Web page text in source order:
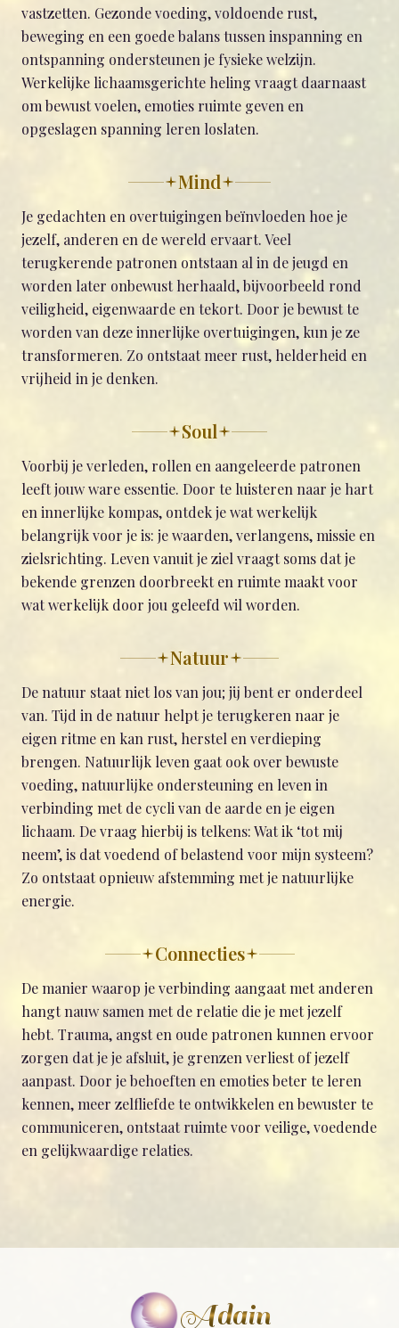
vastzetten. Gezonde voeding, voldoende rust,
beweging en een goede balans tussen inspanning en
ontspanning ondersteunen je fysieke welzijn.
Werkelijke lichaamsgerichte heling vraagt daarnaast
om bewust voelen, emoties ruimte geven en
opgeslagen spanning leren loslaten.
Mind
Je gedachten en overtuigingen beïnvloeden hoe je
jezelf, anderen en de wereld ervaart. Veel
terugkerende patronen ontstaan al in de jeugd en
worden later onbewust herhaald, bijvoorbeeld rond
veiligheid, eigenwaarde en tekort. Door je bewust te
worden van deze innerlijke overtuigingen, kun je ze
transformeren. Zo ontstaat meer rust, helderheid en
vrijheid in je denken.
Soul
Voorbij je verleden, rollen en aangeleerde patronen
leeft jouw ware essentie. Door te luisteren naar je hart
en innerlijke kompas, ontdek je wat werkelijk
belangrijk voor je is: je waarden, verlangens, missie en
zielsrichting. Leven vanuit je ziel vraagt soms dat je
bekende grenzen doorbreekt en ruimte maakt voor
wat werkelijk door jou geleefd wil worden.
Natuur
De natuur staat niet los van jou; jij bent er onderdeel
van. Tijd in de natuur helpt je terugkeren naar je
eigen ritme en kan rust, herstel en verdieping
brengen. Natuurlijk leven gaat ook over bewuste
voeding, natuurlijke ondersteuning en leven in
verbinding met de cycli van de aarde en je eigen
lichaam. De vraag hierbij is telkens: Wat ik ‘tot mij
neem’, is dat voedend of belastend voor mijn systeem?
Zo ontstaat opnieuw afstemming met je natuurlijke
energie.
Connecties
De manier waarop je verbinding aangaat met anderen
hangt nauw samen met de relatie die je met jezelf
hebt. Trauma, angst en oude patronen kunnen ervoor
zorgen dat je je afsluit, je grenzen verliest of jezelf
aanpast. Door je behoeften en emoties beter te leren
kennen, meer zelfliefde te ontwikkelen en bewuster te
communiceren, ontstaat ruimte voor veilige, voedende
en gelijkwaardige relaties.
Adain